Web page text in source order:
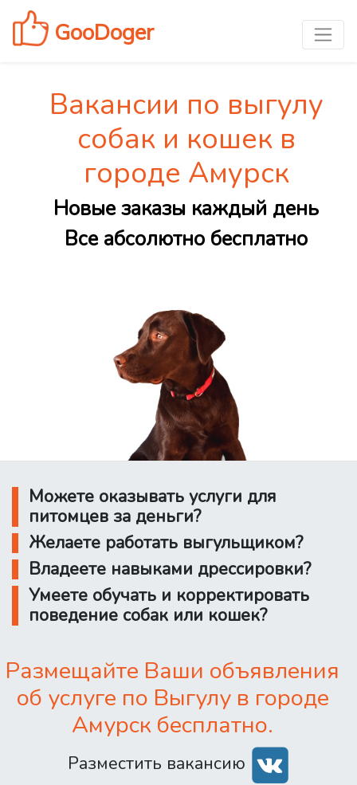
GooDoger
Вакансии по выгулу
собак и кошек в
городе Амурск
Новые заказы каждый день
Все абсолютно бесплатно
Можете оказывать услуги для
питомцев за деньги?
Желаете работать выгульщиком?
Владеете навыками дрессировки?
Умеете обучать и корректировать
поведение собак или кошек?
Размещайте Ваши объявления
об услуге по Выгулу в городе
Амурск бесплатно.
Разместить вакансию